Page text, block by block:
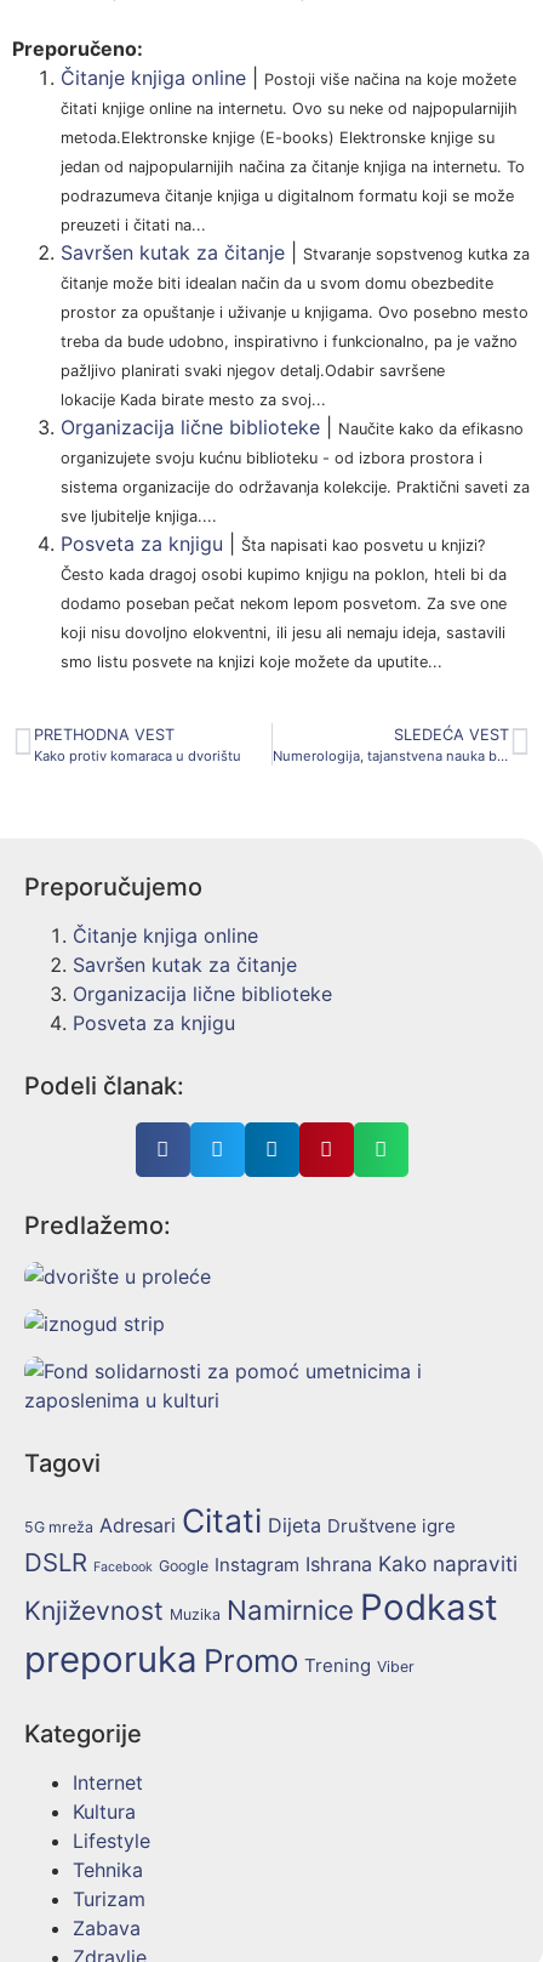
Preporučeno:
Čitanje knjiga online
Postoji više načina na koje možete
čitati knjige online na internetu. Ovo su neke od najpopularnijih
metoda.Elektronske knjige (E-books) Elektronske knjige su
jedan od najpopularnijih načina za čitanje knjiga na internetu. To
podrazumeva čitanje knjiga u digitalnom formatu koji se može
preuzeti i čitati na...
Savršen kutak za čitanje
Stvaranje sopstvenog kutka za
čitanje može biti idealan način da u svom domu obezbedite
prostor za opuštanje i uživanje u knjigama. Ovo posebno mesto
treba da bude udobno, inspirativno i funkcionalno, pa je važno
pažljivo planirati svaki njegov detalj.Odabir savršene
lokacije Kada birate mesto za svoj...
Organizacija lične biblioteke
Naučite kako da efikasno
organizujete svoju kućnu biblioteku - od izbora prostora i
sistema organizacije do održavanja kolekcije. Praktični saveti za
sve ljubitelje knjiga....
Posveta za knjigu
Šta napisati kao posvetu u knjizi?
Često kada dragoj osobi kupimo knjigu na poklon, hteli bi da
dodamo poseban pečat nekom lepom posvetom. Za sve one
koji nisu dovoljno elokventni, ili jesu ali nemaju ideja, sastavili
smo listu posvete na knjizi koje možete da uputite...
PRETHODNA VEST
Kako protiv komaraca u dvorištu
SLEDEĆA VEST
Numerologija, tajanstvena nauka brojeva
Preporučujemo
Čitanje knjiga online
Savršen kutak za čitanje
Organizacija lične biblioteke
Posveta za knjigu
Podeli članak:
Predlažemo:
Tagovi
5G mreža Adresari Citati Dijeta Društvene igre
DSLR Facebook Google Instagram Ishrana Kako napraviti
Književnost Muzika Namirnice Podkast
preporuka Promo Trening Viber
Kategorije
Internet
Kultura
Lifestyle
Tehnika
Turizam
Zabava
Zdravlje